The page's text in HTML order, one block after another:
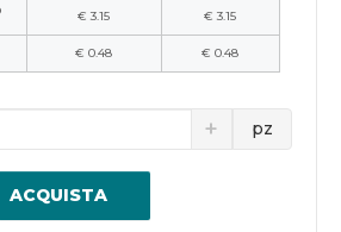
€ 3.15
€ 3.15
€ 0.48 € 0.48
pz
ACQUISTA